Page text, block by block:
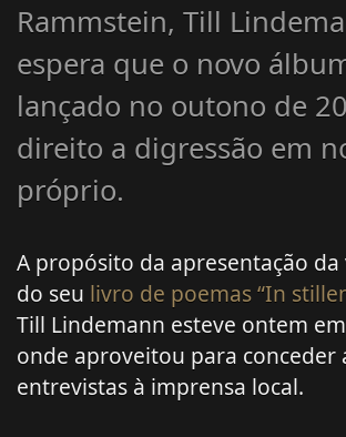
Rammstein, Till
espera que o novo
lançado no outono de
direito a digressão em
próprio.
A propósito da apresentação da
do seu livro de poemas “In
Till Lindemann esteve ontem
onde aproveitou para conceder
entrevistas à imprensa local.